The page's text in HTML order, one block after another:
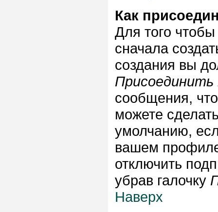
Как
Для того
сначала
создания вы
Присоединить
сообщения,
можете
умолчанию,
вашем
отключить
убрав галочку
Наверх